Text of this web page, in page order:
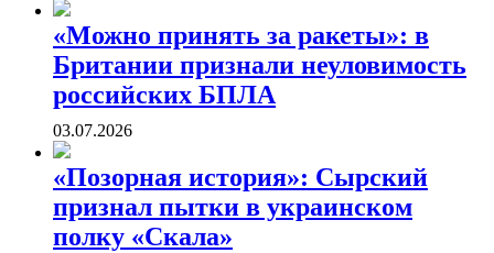
«Можно принять за ракеты»: в
Британии признали неуловимость
российских БПЛА
03.07.2026
«Позорная история»: Сырский
признал пытки в украинском
полку «Скала»